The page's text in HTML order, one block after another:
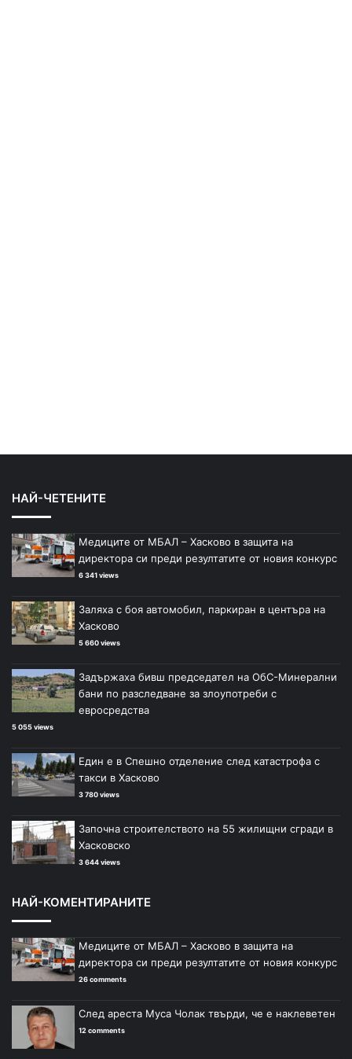
НАЙ-ЧЕТЕНИТЕ
Медиците от МБАЛ – Хасково в защита на
директора си преди резултатите от новия конкурс
6 341 views
Заляха с боя автомобил, паркиран в центъра на
Хасково
5 660 views
Задържаха бивш председател на ОбС-Минерални
бани по разследване за злоупотреби с
евросредства
5 055 views
Един е в Спешно отделение след катастрофа с
такси в Хасково
3 780 views
Започна строителството на 55 жилищни сгради в
Хасковско
3 644 views
НАЙ-КОМЕНТИРАНИТЕ
Медиците от МБАЛ – Хасково в защита на
директора си преди резултатите от новия конкурс
26 comments
След ареста Муса Чолак твърди, че е наклеветен
12 comments